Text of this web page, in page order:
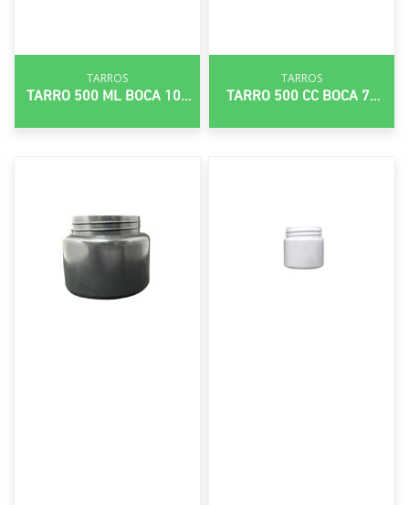
TARROS
TARRO 500 ML BOCA 100
TARROS
TARRO 500 CC BOCA 70